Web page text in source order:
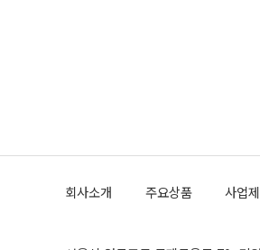
회사소개 주요상품 사업